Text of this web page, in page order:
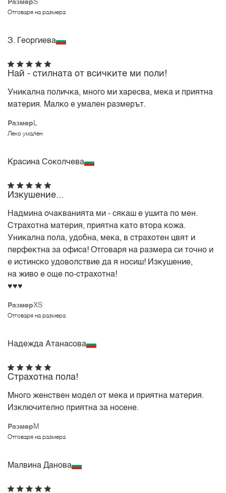
РазмерS
Отговаря на размера
З. Георгиева
Размер L
Леко умален
Най - стилната от всичките ми поли!
Уникална поличка, много ми харесва, мека и приятна
материя. Малко е умален размерът.
Красина Соколчева
РазмерXS
Отговаря на размера
Изкушение...
Надмина очакванията ми - сякаш е ушита по мен.
Страхотна материя, приятна като втора кожа.
Уникална пола, удобна, мека, в страхотен цвят и
перфектна за офиса! Отговаря на размера си точно и
е истинско удоволствие да я носиш! Изкушение,
на живо е още по-страхотна!
♥️♥️♥️
Надежда Атанасова
Размер M
Отговаря на размера
Страхотна пола!
Много женствен модел от мека и приятна материя.
Изключително приятна за носене.
Малвина Данова